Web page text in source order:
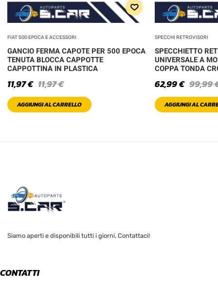
FIAT 500 EPOCA E ACCESSORI
GANCIO FERMA CAPOTE PER 500 EPOCA
TENUTA BLOCCA CAPPOTTE
CAPPOTTINA IN PLASTICA
11,97€
11,97€
AGGIUNGI AL CARRELLO
SPECCHI RETROVISORI
SPECCHIETTO
UNIVERSALE A
COPPA TONDA
99,99
62,99€
AGGIUNGI AL
Siamo aperti e disponibili tutti i giorni. Contattaci!
CONTATTI